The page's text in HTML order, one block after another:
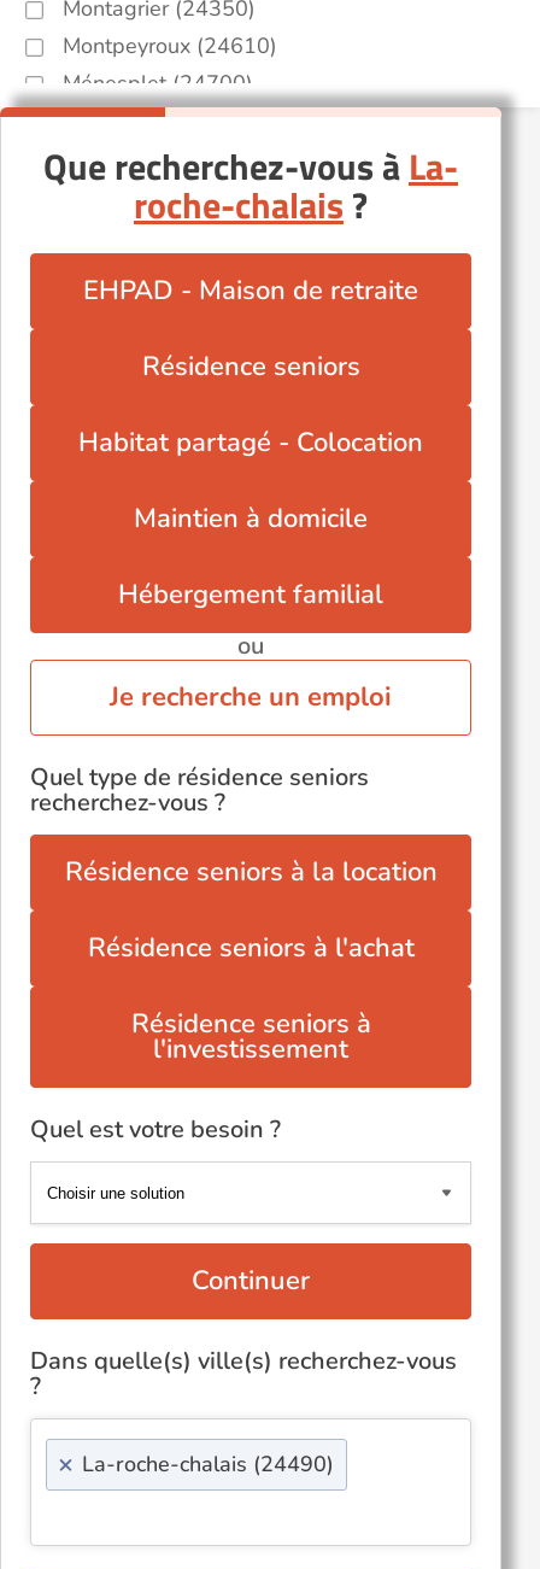
Montagrier (24350)
Montpeyroux (24610)
Ménesplet (24700)
Nastringues (24230)
Saint-Antoine-de-Breuilh (24230)
Saint-Martial-d'Artenset (24700)
Saint-Méard-de-Gurçon (24610)
Saint-Sulpice-d'Excideuil (24800)
Savignac-de-Nontron (24300)
Que recherchez-vous àLa-
roche-chalais?
EHPAD - Maison de retraite
Résidence seniors
Habitat partagé - Colocation
Maintien à domicile
Hébergement familial
ou
Je recherche un emploi
Quel type de résidence seniors
recherchez-vous ?
Résidence seniors à la location
Résidence seniors à l'achat
Résidence seniors à
l'investissement
Quel est votre besoin ?
Continuer
Dans quelle(s) ville(s) recherchez-vous
?
× La-roche-chalais (24490)